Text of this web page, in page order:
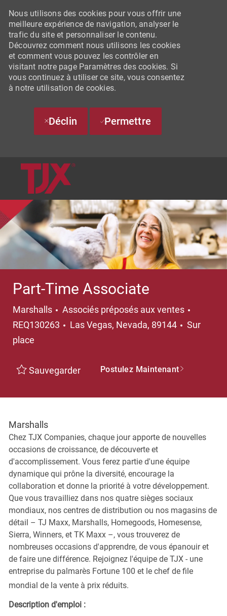
SKIP TO MAIN CONTENT
Nous utilisons des cookies pour vous offrir une
meilleure expérience de navigation, analyser le
trafic du site et personnaliser le contenu.
Découvrez comment nous utilisons les cookies
et comment vous pouvez les contrôler en
visitant notre page Paramètres des cookies. Si
vous continuez à utiliser ce site, vous consentez
à notre utilisation de cookies.
Déclin Permettre
Part-Time Associate
Marshalls Catégorie
Associés préposés aux ventes
REQ130263
Emplacement
Las Vegas, Nevada, 89144
Sur
place
Sauvegarder Postulez Maintenant
Marshalls
Chez TJX Companies, chaque jour apporte de nouvelles
occasions de croissance, de découverte et
d'accomplissement. Vous ferez partie d'une équipe
dynamique qui prône la diversité, encourage la
collaboration et donne la priorité à votre développement.
Que vous travailliez dans nos quatre sièges sociaux
mondiaux, nos centres de distribution ou nos magasins de
détail – TJ Maxx, Marshalls, Homegoods, Homesense,
Sierra, Winners, et TK Maxx –, vous trouverez de
nombreuses occasions d'apprendre, de vous épanouir et
de faire une différence. Rejoignez l'équipe de TJX - une
entreprise du palmarès Fortune 100 et le chef de file
mondial de la vente à prix réduits.
Description d'emploi :